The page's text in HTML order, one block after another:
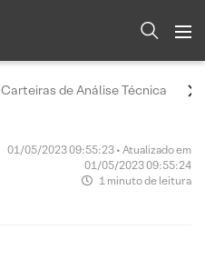
Carteiras de Análise Técnica
01/05/2023 09:55:23 • Atualizado em
01/05/2023 09:55:24
1 minuto de leitura